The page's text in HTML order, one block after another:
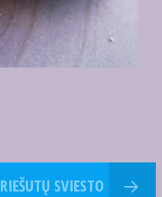
RIEŠUTŲ SVIESTO